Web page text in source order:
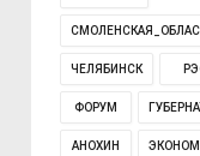
ЧЕЛЯБИНСК
ФОРУМ
АНОХИН